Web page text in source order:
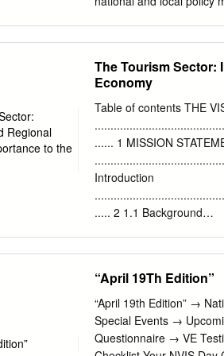
in Seychelles perceive
stands to gain or lose
its remote location in the
interviews and Q-
country. Policymakers
pragmatic and
international discourse
The Tourism Sector:
Economy
Table of contents THE
...... 1 MISSION
Introduction
..... 2 1.1 Background
Part I - The tourism
Part I - The tourism
........................... 4 2
“April 19Th Edition”
“April 19th Edition” →
Special Events →
Questionnaire → VE